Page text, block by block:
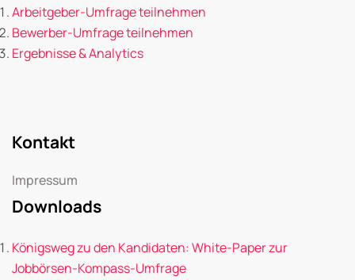
Arbeitgeber-Umfrage teilnehmen
Bewerber-Umfrage teilnehmen
Ergebnisse & Analytics
Kontakt
Impressum
Downloads
Königsweg zu den Kandidaten: White-Paper zur
Jobbörsen-Kompass-Umfrage